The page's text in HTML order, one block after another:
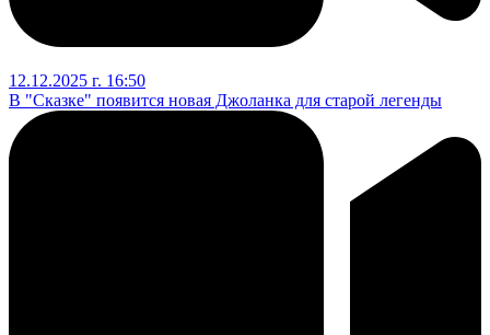
12.12.2025 г. 16:50
В "Сказке" появится новая Джоланка для старой легенды